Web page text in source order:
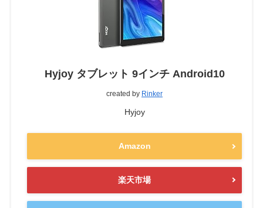
Hyjoy タブレット 9インチ Android10
created by Rinker
Hyjoy
Amazon
楽天市場